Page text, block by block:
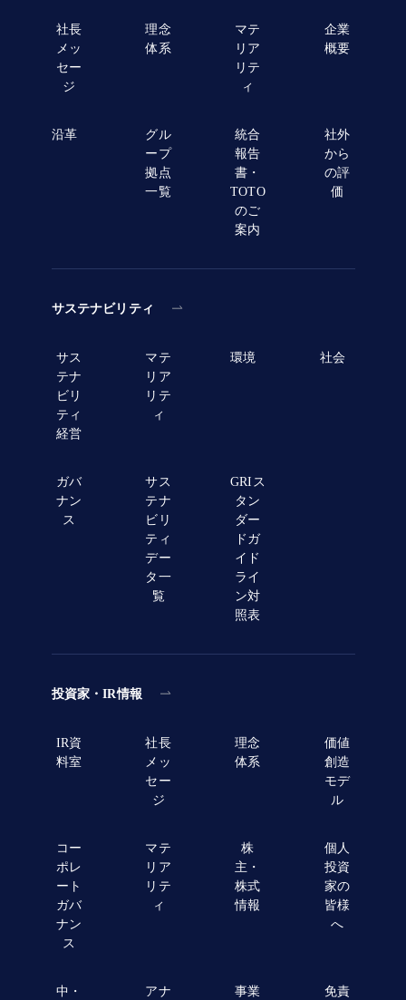
社長
メッ
セー
ジ
理念
体系
マテ
リア
リテ
ィ
企業
概要
沿革
グル
ープ
拠点
一覧
統合
報告
書・
TOTO
のご
案内
社外
から
の評
価
サステナビリティ
サス
テナ
ビリ
ティ
経営
マテ
リア
リテ
ィ
環境 社会
ガバ
ナン
ス
サス
テナ
ビリ
ティ
デー
タ一
覧
GRIス
タン
ダー
ドガ
イド
ライ
ン対
照表
投資家・IR情報
IR資
料室
社長
メッ
セー
ジ
理念
体系
価値
創造
モデ
ル
コー
ポレ
ート
ガバ
ナン
ス
マテ
リア
リテ
ィ
株
主・
株式
情報
個人
投資
家の
皆様
へ
中・
アナ
事業
免責